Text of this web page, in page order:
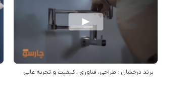
برند درخشان : طراحی، فناوری ، کیفیت و تجربه عالی